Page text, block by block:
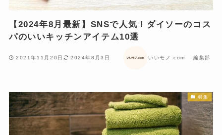
【2024年8月最新】SNSで人気！ダイソーのコス
パのいいキッチンアイテム10選
2021年11月20日 2024年8月3日 いいモノ.com 編集部
特集